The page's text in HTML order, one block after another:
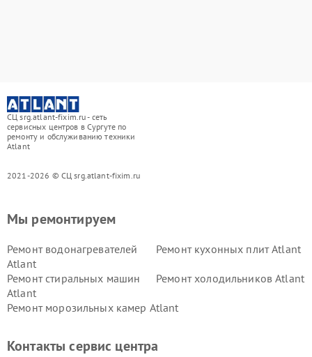
СЦ srg.atlant-fixim.ru - сеть
сервисных центров в Сургуте по
ремонту и обслуживанию техники
Atlant
2021-2026 © СЦ srg.atlant-fixim.ru
Мы ремонтируем
Ремонт водонагревателей
Atlant
Ремонт кухонных плит Atlant
Ремонт стиральных машин
Atlant
Ремонт холодильников Atlant
Ремонт морозильных камер Atlant
Контакты сервис центра